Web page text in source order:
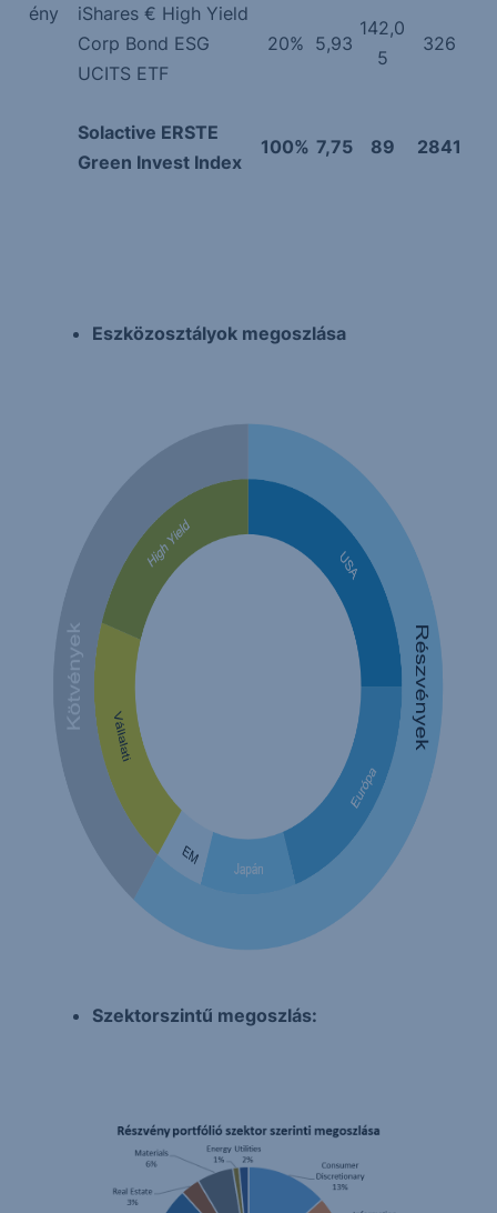
ény
iShares € High Yield
Corp Bond ESG
UCITS ETF
20% 5,93
142,0
5
326
Solactive ERSTE
Green Invest Index
100% 7,75 89 2841
Eszközosztályok megoszlása
Szektorszintű megoszlás: